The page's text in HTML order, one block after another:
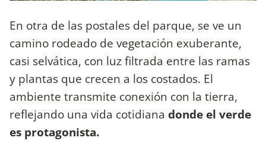
En otra de las postales del parque, se ve un
camino rodeado de vegetación exuberante,
casi selvática, con luz filtrada entre las ramas
y plantas que crecen a los costados. El
ambiente transmite conexión con la tierra,
reflejando una vida cotidiana donde el verde
es protagonista.